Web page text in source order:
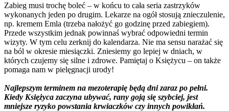
Zabieg musi trochę boleć – w końcu to cała seria zastrzyków
wykonanych jeden po drugim. Lekarze na ogół stosują znieczulenie,
np. kremem Emla (trzeba nałożyć go godzinę przed zabiegiem).
Przede wszystkim jednak powinnaś wybrać odpowiedni termin
wizyty. W tym celu zerknij do kalendarza. Nie ma sensu narażać się
na ból w okresie miesiączki. Zniesiemy go lepiej w dniach, w
których czujemy się silne i zdrowe. Pamiętaj o Księżycu – on także
pomaga nam w pielęgnacji urody!
Najlepszym terminem na mezoterapię będą dni zaraz po pełni.
Kiedy Księżyca zaczyna ubywać, rany goją się szybciej, jest
mniejsze ryzyko powstania krwiaczków czy innych powikłań.